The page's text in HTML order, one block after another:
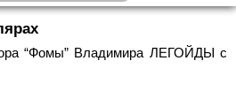
“Фомы” Владимира ЛЕГОЙДЫ c